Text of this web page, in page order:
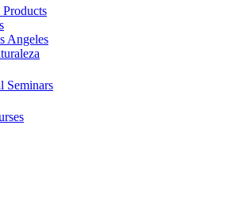
Angeles
Seminars